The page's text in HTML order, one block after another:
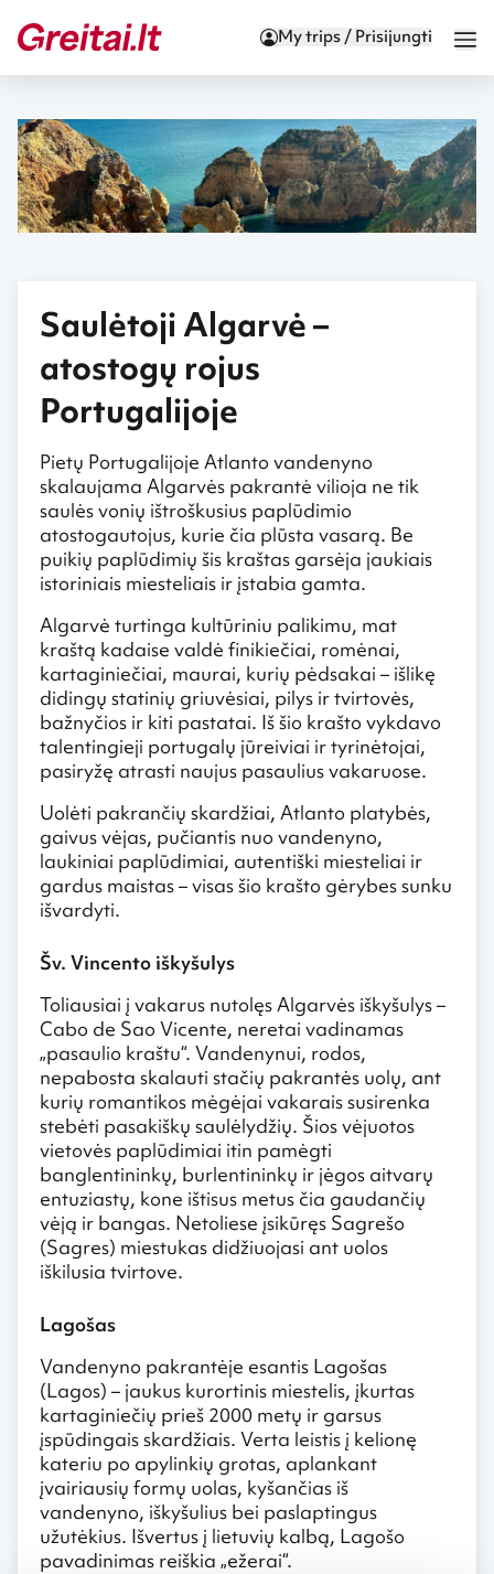
My trips / Prisijungti
Saulėtoji Algarvė –
atostogų rojus
Portugalijoje
Pietų Portugalijoje Atlanto vandenyno
skalaujama Algarvės pakrantė vilioja ne tik
saulės vonių ištroškusius paplūdimio
atostogautojus, kurie čia plūsta vasarą. Be
puikių paplūdimių šis kraštas garsėja jaukiais
istoriniais miesteliais ir įstabia gamta.
Algarvė turtinga kultūriniu palikimu, mat
kraštą kadaise valdė finikiečiai, romėnai,
kartaginiečiai, maurai, kurių pėdsakai – išlikę
didingų statinių griuvėsiai, pilys ir tvirtovės,
bažnyčios ir kiti pastatai. Iš šio krašto vykdavo
talentingieji portugalų jūreiviai ir tyrinėtojai,
pasiryžę atrasti naujus pasaulius vakaruose.
Uolėti pakrančių skardžiai, Atlanto platybės,
gaivus vėjas, pučiantis nuo vandenyno,
laukiniai paplūdimiai, autentiški miesteliai ir
gardus maistas – visas šio krašto gėrybes sunku
išvardyti.
Šv. Vincento iškyšulys
Toliausiai į vakarus nutolęs Algarvės iškyšulys –
Cabo de Sao Vicente, neretai vadinamas
„pasaulio kraštu“. Vandenynui, rodos,
nepabosta skalauti stačių pakrantės uolų, ant
kurių romantikos mėgėjai vakarais susirenka
stebėti pasakiškų saulėlydžių. Šios vėjuotos
vietovės paplūdimiai itin pamėgti
banglentininkų, burlentininkų ir jėgos aitvarų
entuziastų, kone ištisus metus čia gaudančių
vėją ir bangas. Netoliese įsikūręs Sagrešo
(Sagres) miestukas didžiuojasi ant uolos
iškilusia tvirtove.
Lagošas
Vandenyno pakrantėje esantis Lagošas
(Lagos) – jaukus kurortinis miestelis, įkurtas
kartaginiečių prieš 2000 metų ir garsus
įspūdingais skardžiais. Verta leistis į kelionę
kateriu po apylinkių grotas, aplankant
įvairiausių formų uolas, kyšančias iš
vandenyno, iškyšulius bei paslaptingus
užutėkius. Išvertus į lietuvių kalbą, Lagošo
pavadinimas reiškia „ežerai“.